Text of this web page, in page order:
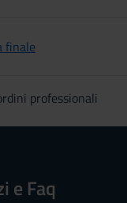
finale
professionali
e Faq